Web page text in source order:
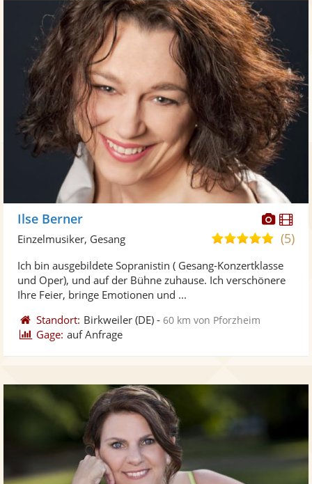
Fotos
Ilse Berner
5,0
5
(5)
Einzelmusiker, Gesang
Ich bin ausgebildete Sopranistin ( Gesang-Konzertklasse
und Oper), und auf der Bühne zuhause. Ich verschönere
Ihre Feier, bringe Emotionen und ...
Standort: Birkweiler (DE) -60 km von Pforzheim
Gage: auf Anfrage